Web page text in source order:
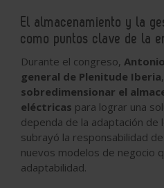
El almacenamiento y la
como puntos clave de la
Durante el congreso,
general de Plenitude Iberia
sobredimensionar el
eléctricas para lograr una
dependa de la adaptación de
subrayó la responsabilidad
nuevos modelos de negocio
adaptabilidad.